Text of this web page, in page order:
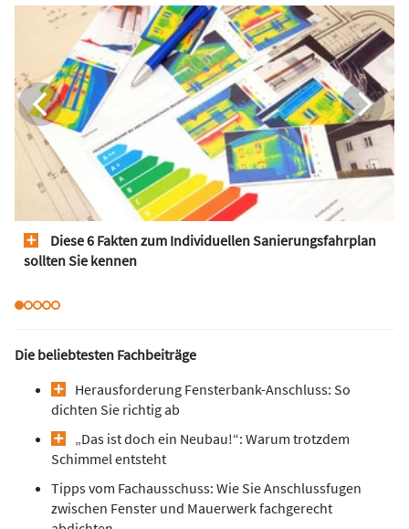
Diese 6 Fakten zum Individuellen Sanierungsfahrplan
sollten Sie kennen
Die beliebtesten Fachbeiträge
Herausforderung Fensterbank-Anschluss: So
dichten Sie richtig ab
„Das ist doch ein Neubau!“: Warum trotzdem
Schimmel entsteht
Tipps vom Fachausschuss: Wie Sie Anschlussfugen
zwischen Fenster und Mauerwerk fachgerecht